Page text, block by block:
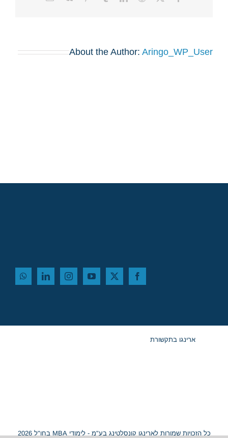
About the Author: Aringo_WP_User
ארינגו בתקשורת
כל הזכויות שמורות לארינגו קונסלטינג בע"מ - לימודי MBA בחו"ל 2026